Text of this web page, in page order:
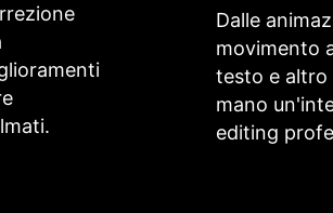
Dalle
movimento
testo e altro
mano
editing